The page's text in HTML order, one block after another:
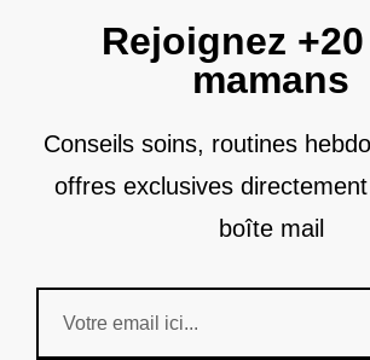
Rejoignez
mamans
Conseils soins, routines
offres exclusives
boîte mail